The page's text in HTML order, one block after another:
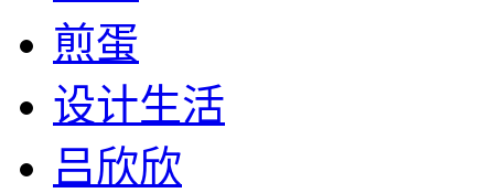
煎蛋
设计生活
吕欣欣